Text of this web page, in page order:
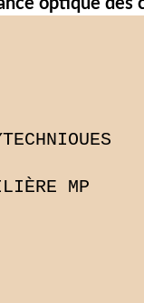
optique des
MP